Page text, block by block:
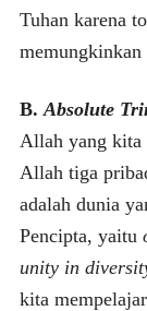
Tuhan karena
B. Absolute
Allah yang kita
Allah tiga
adalah dunia
Pencipta, yaitu
unity in
kita